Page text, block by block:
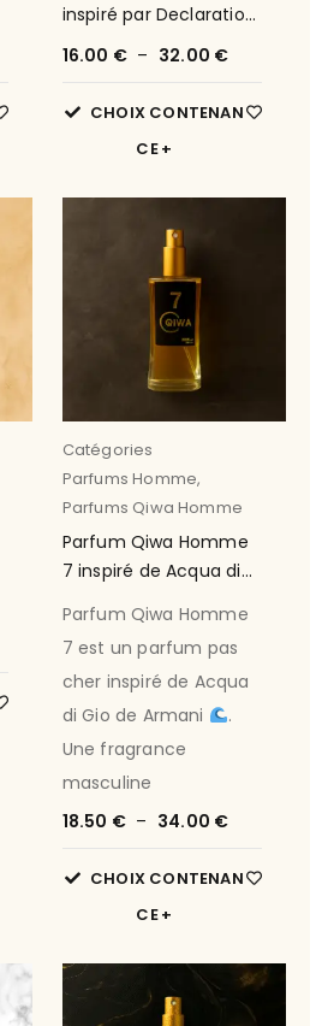
inspiré par Declaration
de Cartier 33
16.00 € – 32.00 €
CHOIX CONTENAN
CE
Catégories
Parfums Homme,
Parfums Qiwa Homme
Parfum Qiwa Homme
7 inspiré de Acqua di
Parfum Qiwa Homme
7 est un parfum pas
cher inspiré de Acqua
di Gio de Armani
.
Une fragrance
masculine
18.50 € – 34.00 €
CHOIX CONTENAN
CE